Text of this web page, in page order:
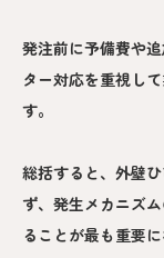
発注前に予備費や
ター対応を重視し
す。
総括すると、外壁
ず、発生メカニズ
ることが最も重要に